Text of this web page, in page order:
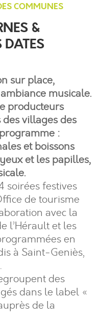
COMMUNES
&
sur place,
musicale.
producteurs
des villages des
:
et boissons
et les papilles,
soirées festives
de tourisme
avec la
l’Hérault et les
en
à Saint-Geniès,
des
dans le label «
de la